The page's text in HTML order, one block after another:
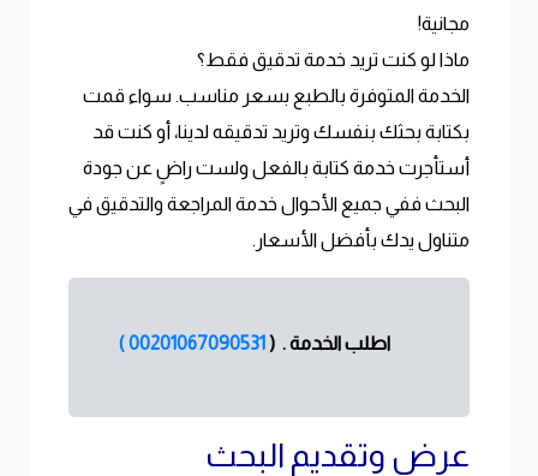
مجانية!
ماذا لو كنت تريد خدمة تدقيق فقط؟
الخدمة المتوفرة بالطبع بسعر مناسب. سواء قمت
بكتابة بحثك بنفسك وتريد تدقيقه لدينا، أو كنت قد
أستأجرت خدمة كتابة بالفعل ولست راضٍ عن جودة
البحث ففي جميع الأحوال خدمة المراجعة والتدقيق في
متناول يدك بأفضل الأسعار.
اطلب الخدمة .(
00201067090531 )
عرض وتقديم البحث